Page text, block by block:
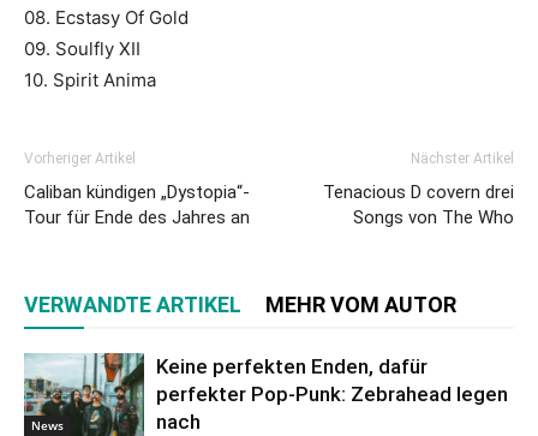
08. Ecstasy Of Gold
09. Soulfly XII
10. Spirit Anima
Vorheriger Artikel
Caliban kündigen „Dystopia“-
Tour für Ende des Jahres an
Nächster Artikel
Tenacious D covern drei
Songs von The Who
VERWANDTE ARTIKEL MEHR VOM AUTOR
News
Keine perfekten Enden, dafür
perfekter Pop-Punk: Zebrahead legen
nach